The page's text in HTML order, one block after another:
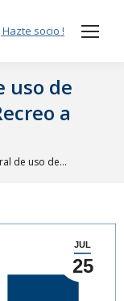
Hazte socio !
uso de
a
de uso de…
JUL
25